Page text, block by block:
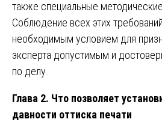
также специальные
Соблюдение всех этих
необходимым условием для
эксперта допустимым и
по делу.
Глава 2. Что позволяет
давности оттиска печати